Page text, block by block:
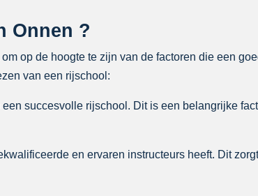
Onnen ?
op de hoogte te zijn van de factoren die een
van een rijschool:
succesvolle rijschool. Dit is een belangrijke
en ervaren instructeurs heeft. Dit